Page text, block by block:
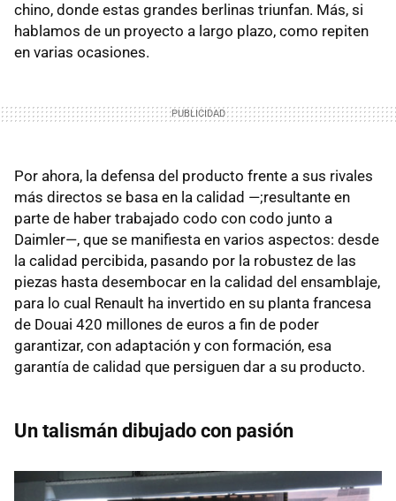
chino, donde estas grandes berlinas triunfan. Más, si
hablamos de un proyecto a largo plazo, como repiten
en varias ocasiones.
Por ahora, la defensa del producto frente a sus rivales
más directos se basa en la calidad —;resultante en
parte de haber trabajado codo con codo junto a
Daimler—, que se manifiesta en varios aspectos: desde
la calidad percibida, pasando por la robustez de las
piezas hasta desembocar en la calidad del ensamblaje,
para lo cual Renault ha invertido en su planta francesa
de Douai 420 millones de euros a fin de poder
garantizar, con adaptación y con formación, esa
garantía de calidad que persiguen dar a su producto.
Un talismán dibujado con pasión